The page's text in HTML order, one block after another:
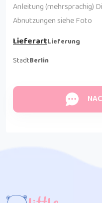
Anleitung (mehrsprachig)
Abnutzungen siehe Foto
LieferartLieferung
StadtBerlin